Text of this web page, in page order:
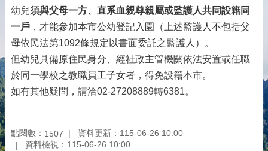
幼兒須與父母一方、直系血親尊親屬或監護人共同設籍同
一戶 ，才能參加本市公幼登記入園（上述監護人不包括父
母依民法第1092條規定以書面委託之監護人）。
但幼兒具備原住民身分、經社政主管機關依法安置或任職
於同一學校之教職員工子女者，得免設籍本市。
如有其他疑問，請洽02-27208889轉6381。
點閱數： 1507
資料更新：115-06-26 10:00
資料檢視：115-06-26 10:00